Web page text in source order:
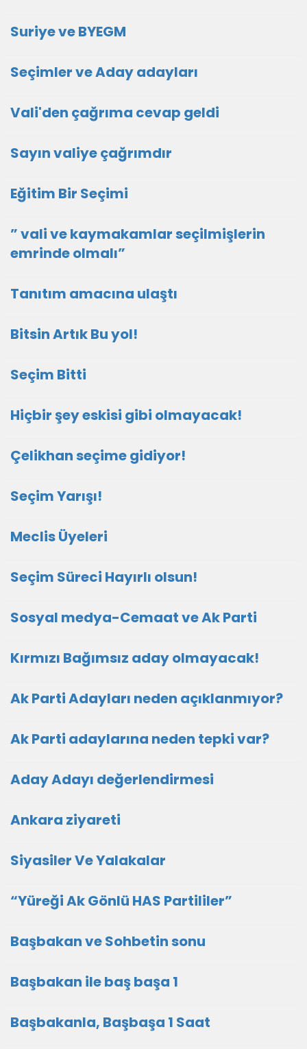
Suriye ve BYEGM
Seçimler ve Aday adayları
Vali'den çağrıma cevap geldi
Sayın valiye çağrımdır
Eğitim Bir Seçimi
” vali ve kaymakamlar seçilmişlerin
emrinde olmalı”
Tanıtım amacına ulaştı
Bitsin Artık Bu yol!
Seçim Bitti
Hiçbir şey eskisi gibi olmayacak!
Çelikhan seçime gidiyor!
Seçim Yarışı!
Meclis Üyeleri
Seçim Süreci Hayırlı olsun!
Sosyal medya-Cemaat ve Ak Parti
Kırmızı Bağımsız aday olmayacak!
Ak Parti Adayları neden açıklanmıyor?
Ak Parti adaylarına neden tepki var?
Aday Adayı değerlendirmesi
Ankara ziyareti
Siyasiler Ve Yalakalar
“Yüreği Ak Gönlü HAS Partililer”
Başbakan ve Sohbetin sonu
Başbakan ile baş başa 1
Başbakanla, Başbaşa 1 Saat